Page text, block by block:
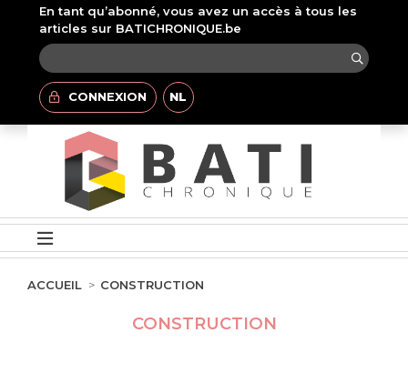
En tant qu’abonné, vous avez un accès à tous les
articles sur BATICHRONIQUE.be
CONNEXION NL
ACCUEIL CONSTRUCTION
CONSTRUCTION